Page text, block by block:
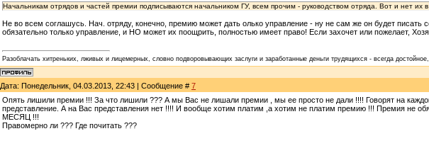
Начальникам отрядов и частей премии подписываются начальником ГУ, всем прочим - руководством отряда. Вот и нет их в
Не во всем соглашусь. Нач. отряду, конечно, премию может дать олько управление - ну не сам же он будет
обязательно только управление, и НО может их поощрить, полностью имеет право! Если захочет или пожелает,
Разоблачать хитреньких, лживых и лицемерных, словно подворовывающих заслуги и заработанные деньги трудящихся - всегда
Дата: Понедельник, 04.03.2013, 22:43 | Сообщение # 7
Опять лишили премии !!! За что лишили ??? А мы Вас не лишали премии , мы ее просто не дали !!!! Говорят на
представление. А на Вас представления нет !!!! И вообще хотим платим ,а хотим не платим премию !!! Премия не
МЕСЯЦ !!!
Правомерно ли ??? Где почитать ???